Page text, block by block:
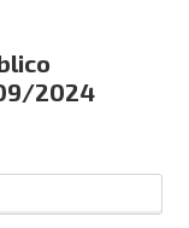
2024